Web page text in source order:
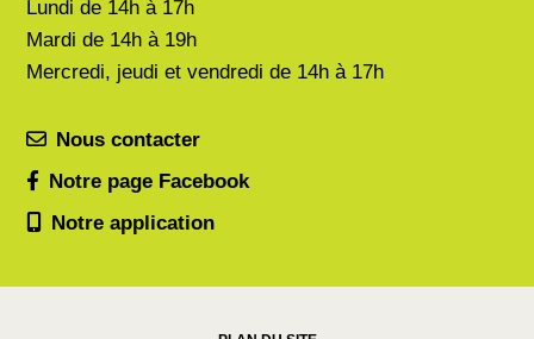
Lundi de 14h à 17h
Mardi de 14h à 19h
Mercredi, jeudi et vendredi de 14h à 17h
Nous contacter
Notre page Facebook
Notre application